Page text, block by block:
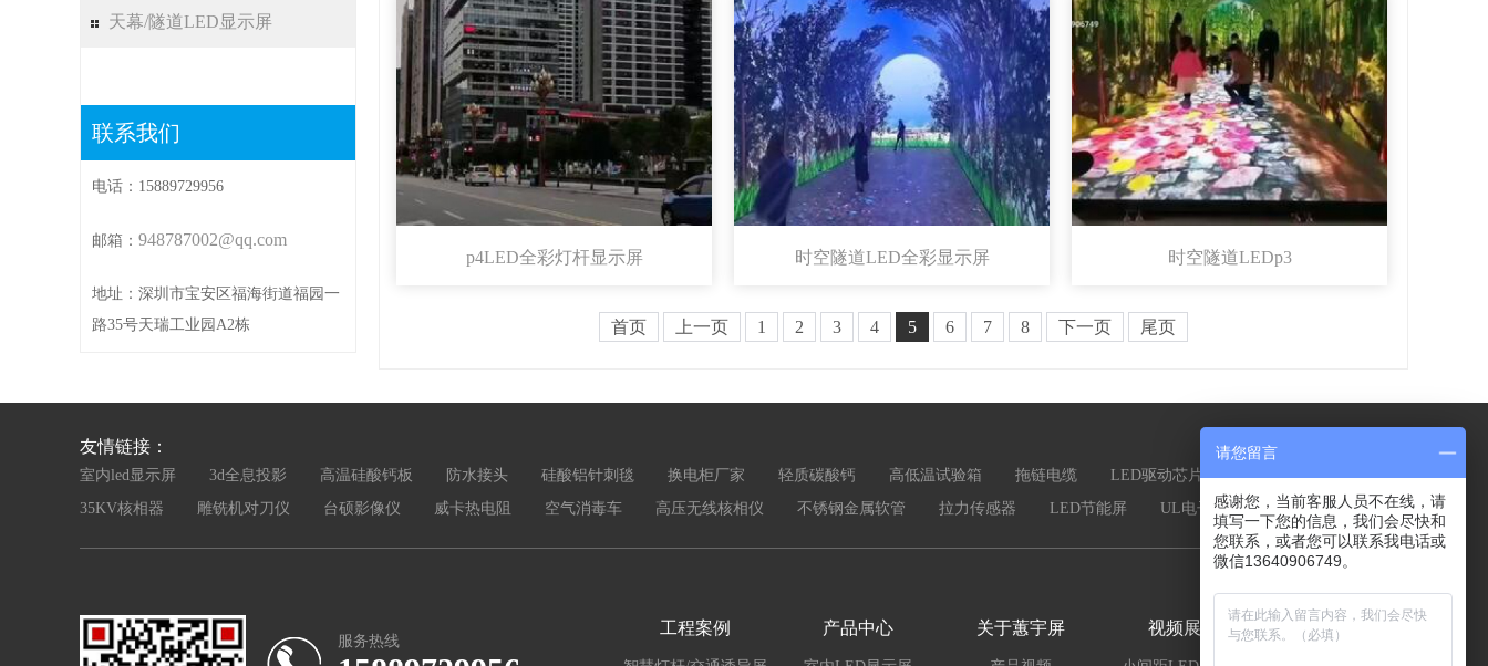
天幕/隧道LED显示屏
联系我们
电话：15889729956
邮箱： 948787002@qq.com
地址：深圳市宝安区福海街道福园一
路35号天瑞工业园A2栋
p4LED全彩灯杆显示屏 时空隧道LED全彩显示屏 时空隧道LEDp3
首页 上一页 1 2 3 4 5 6 7 8 下一页 尾页
友情链接：
室内led显示屏 3d全息投影 高温硅酸钙板 防水接头 硅酸铝针刺毯 换电柜厂家 轻质碳酸钙 高低温试验箱 拖链电缆 LED驱动芯片
部队训练器材
35KV核相器
雕铣机对刀仪 台硕影像仪 威卡热电阻 空气消毒车 高压无线核相仪 不锈钢金属软管 拉力传感器 LED节能屏 UL电子线 led显示屏厂家
服务热线
工程案例 产品中心 关于蕙宇屏 视频展示 新闻资讯
请您留言
感谢您，当前客服人员不在线，请
填写一下您的信息，我们会尽快和
您联系，或者您可以联系我电话或
微信13640906749。